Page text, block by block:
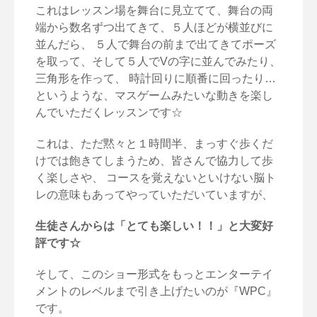
これはレッスン場を舞台に見立てて、舞台の両
端から数名ずつ出てきて、５人ほどが横並びに
並んだら、 ５人で舞台の前まで出てきてポーズ
を取って、そして５人でVの字に並んでみたり、
三角形を作って、 時計回りに順番に回ったり…
というような、マスゲームみたいな動きを楽し
んでいただくレッスンです☆
これは、ただ黙々と１時間半、まっすぐ歩くだ
けでは飽きてしまうため、皆さんで協力して歩
く楽しさや、 コースを覚えないといけない脳ト
レの意味もあってやっていただいていますが、
生徒さんからは「とても楽しい！！」と大変好
評です☆
そして、このショー形式をもっとエンターテイ
メントのレベルまで引き上げたいのが『WPC』
です。